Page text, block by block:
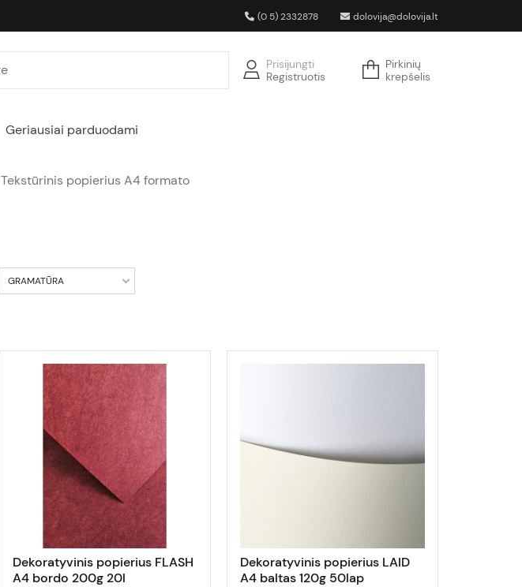
(0 5) 2332878 dolovija@dolovija.lt
Prisijungti
Registruotis
Pirkinių
krepšelis
Geriausiai parduodami
Tekstūrinis popierius A4 formato
GRAMATŪRA
Dekoratyvinis popierius FLASH
A4 bordo 200g 20l
Dekoratyvinis popierius LAID
A4 baltas 120g 50lap